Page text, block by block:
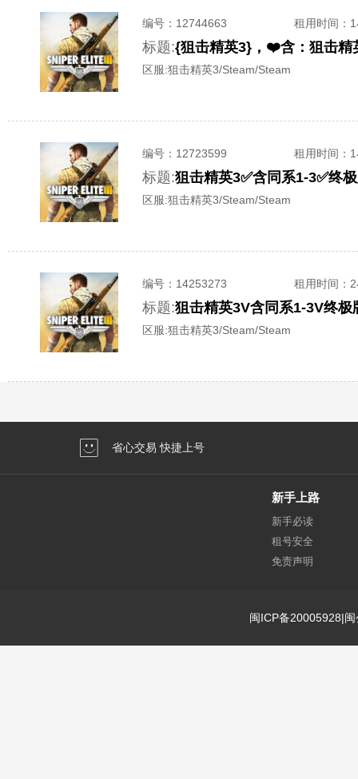
编号： 12744663 租用时间 ：
标题:{狙击精英3}，❤️含：狙击精
区服:狙击精英3/Steam/Steam
编号： 12723599 租用时间 ：
标题:狙击精英3✅含同系1-3✅终
区服:狙击精英3/Steam/Steam
编号： 14253273 租用时间 ：
标题:狙击精英3V含同系1-3V终
区服:狙击精英3/Steam/Steam
省心交易 快捷上号
新手上路
新手必读
租号安全
免责声明
闽ICP备20005928|